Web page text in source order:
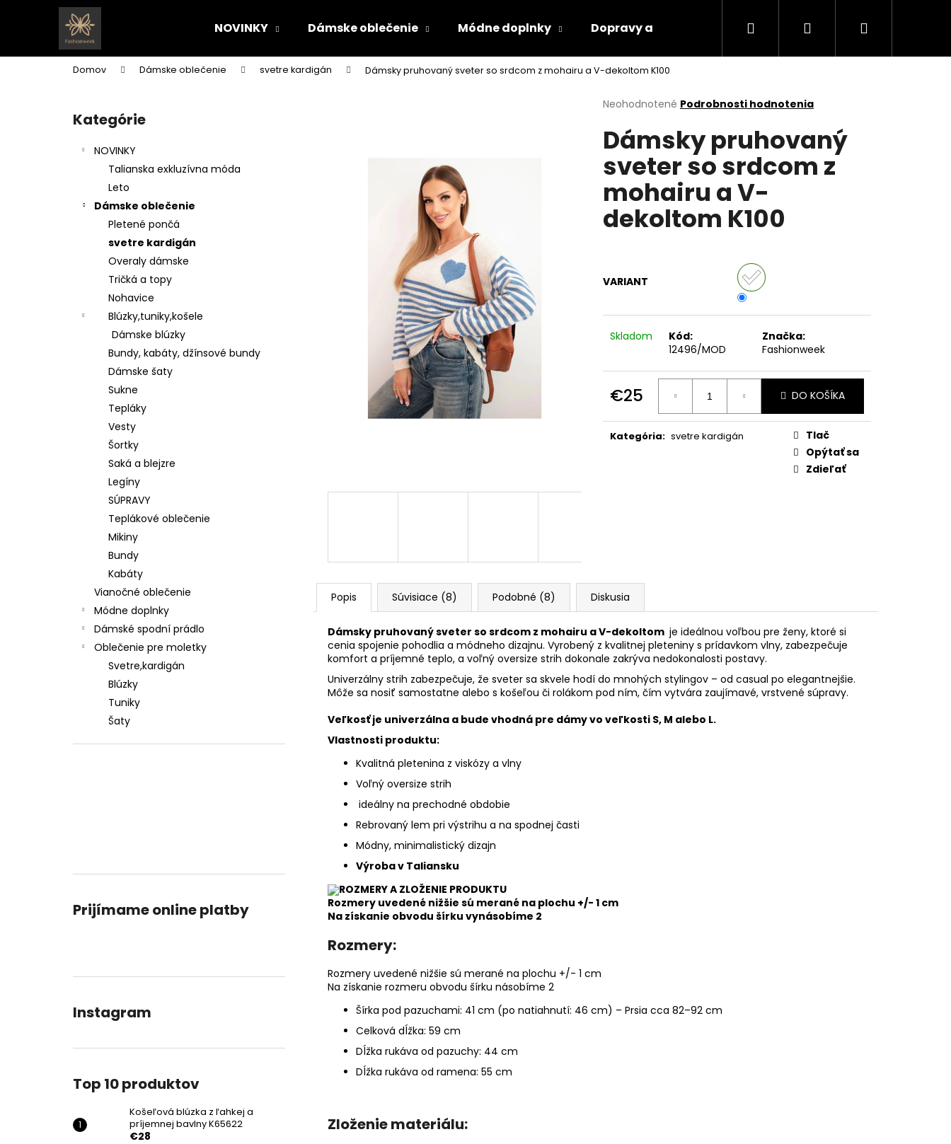
NOVINKY Dámske oblečenie Módne doplnky Dopravy a platby Vrátenie tovaru Napíšte nám
Hľadať PrihlásenieNákupný
Domov Dámske oblečenie svetre kardigán Dámsky pruhovaný sveter so srdcom z mohairu a V-dekoltom K100
Preskočiť
kategórie
Kategórie
NOVINKY
Talianska exkluzívna móda
Leto
Dámske oblečenie
Pletené pončá
svetre kardigán
Overaly dámske
Tričká a topy
Nohavice
Blúzky,tuniky,košele
Dámske blúzky
Bundy, kabáty, džínsové bundy
Dámske šaty
Sukne
Tepláky
Vesty
Šortky
Saká a blejzre
Legíny
SÚPRAVY
Teplákové oblečenie
Mikiny
Bundy
Kabáty
Vianočné oblečenie
Módne doplnky
Dámské spodní prádlo
Oblečenie pre moletky
Svetre,kardigán
Blúzky
Tuniky
Šaty
Prijímame online platby
Instagram
Top 10 produktov
Košeľová blúzka z ľahkej a
príjemnej bavlny K65622
€28
Priemerné
produktu
je
z
5
hviezdičiek.
Neohodnotené Podrobnosti hodnotenia
Dámsky pruhovaný
sveter so srdcom z
mohairu a V-
dekoltom K100
VARIANT
Skladom
Kód:
12496/MOD
Značka:
Fashionweek
€25
Jednotková
cena:
DO KOŠÍKA
Kategória: svetre kardigán
Tlač
Opýtať sa
Zdieľať
Popis Súvisiace (8) Podobné (8) Diskusia
Dámsky pruhovaný sveter so srdcom z mohairu a V-dekoltom je ideálnou voľbou pre ženy, ktoré si
cenia spojenie pohodlia a módneho dizajnu. Vyrobený z kvalitnej pleteniny s prídavkom vlny, zabezpečuje
komfort a príjemné teplo, a voľný oversize strih dokonale zakrýva nedokonalosti postavy.
Univerzálny strih zabezpečuje, že sveter sa skvele hodí do mnohých stylingov – od casual po elegantnejšie.
Môže sa nosiť samostatne alebo s košeľou či rolákom pod ním, čím vytvára zaujímavé, vrstvené súpravy.
Veľkosť je univerzálna a bude vhodná pre dámy vo veľkosti S, M alebo L.
Vlastnosti produktu:
Kvalitná pletenina z viskózy a vlny
Voľný oversize strih
ideálny na prechodné obdobie
Rebrovaný lem pri výstrihu a na spodnej časti
Módny, minimalistický dizajn
Výroba v Taliansku
ROZMERY A ZLOŽENIE PRODUKTU
Rozmery uvedené nižšie sú merané na plochu +/- 1 cm
Na získanie obvodu šírku vynásobíme 2
Rozmery:
Rozmery uvedené nižšie sú merané na plochu +/- 1 cm
Na získanie rozmeru obvodu šírku násobíme 2
Šírka pod pazuchami: 41 cm (po natiahnutí: 46 cm) – Prsia cca 82–92 cm
Celková dĺžka: 59 cm
Dĺžka rukáva od pazuchy: 44 cm
Dĺžka rukáva od ramena: 55 cm
Zloženie materiálu:
í
Späť
do
obchodu
Späť
do
obchodu
Čo potrebujete nájsť?
Odporúčame
KOŠEĽOVÁ BLÚZKA Z ĽAHKEJ A
PRÍJEMNEJ BAVLNY K65622
TALIANSKA POHODLNÁ TEPLÁKOVÁ
SÚPRAVA K6171G
PREŠÍVANÁ, ASYMETRICKÁ BUNDA S
KAPUCŇOU IT-RAMOSA